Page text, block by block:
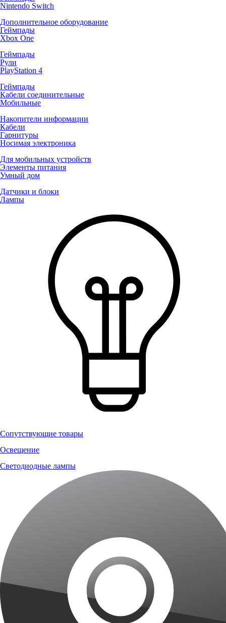
Nintendo Switch
Дополнительное оборудование
Геймпады
Xbox One
Геймпады
Рули
PlayStation 4
Геймпады
Кабели соединительные
Мобильные
Накопители информации
Кабели
Гарнитуры
Носимая электроника
Для мобильных устройств
Элементы питания
Умный дом
Датчики и блоки
Лампы
Сопутствующие товары
Освещение
Светодиодные лампы